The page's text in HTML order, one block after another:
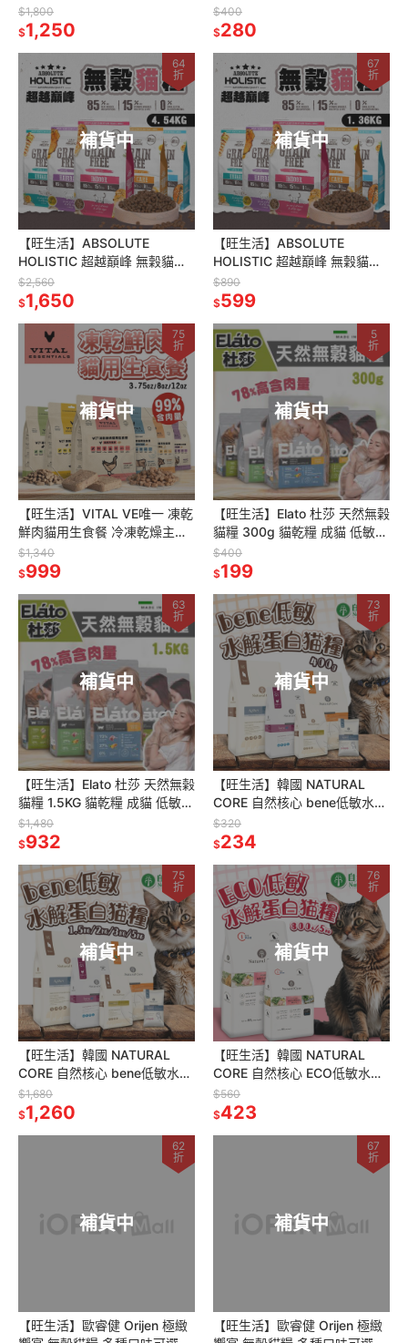
1.8KG/4.5KG 貓飼料 貓糧
$1,800
$1,250
500G 分裝包 試吃包 貓飼料 貓
糧
$400
$280
補貨中
64
折
【旺生活】ABSOLUTE
HOLISTIC 超越巔峰 無穀貓糧
4.54kg 低敏 貓飼料
$2,560
$1,650
補貨中
67
折
【旺生活】ABSOLUTE
HOLISTIC 超越巔峰 無穀貓糧
1.36kg 低敏 貓飼料
$890
$599
補貨中
75
折
【旺生活】VITAL VE唯一 凍乾
鮮肉貓用生食餐 冷凍乾燥主食
顆粒/方塊肉餅 貓飼料 貓凍乾
飼料
$1,340
$999
補貨中
5
折
【旺生活】Elato 杜莎 天然無榖
貓糧 300g 貓乾糧 成貓 低敏配
方 貓飼料 無穀貓飼料
$400
$199
補貨中
63
折
【旺生活】Elato 杜莎 天然無榖
貓糧 1.5KG 貓乾糧 成貓 低敏配
方 貓飼料 無穀貓飼料
$1,480
$932
補貨中
73
折
【旺生活】韓國 NATURAL
CORE 自然核心 bene低敏水解
蛋白貓糧 400g 貓飼料 水解飼
料
$320
$234
補貨中
75
折
【旺生活】韓國 NATURAL
CORE 自然核心 bene低敏水解
蛋白貓糧 貓糧 貓飼料 水解飼料
$1,680
$1,260
補貨中
76
折
【旺生活】韓國 NATURAL
CORE 自然核心 ECO低敏水解
蛋白貓糧 800g/5KG 貓糧 貓飼
料
$560
$423
補貨中
62
折
【旺生活】歐睿健 Orijen 極緻
補貨中
67
折
【旺生活】歐睿健 Orijen 極緻